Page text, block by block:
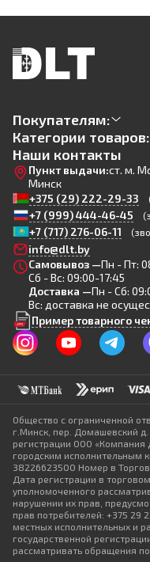
Покупателям:
Категории товаров:
Наши контакты
Пункт выдачи:ст. м.
Минск
+375 (29) 222-29-33
+7 (999) 444-46-45
+7 (717) 276-06-11
info@dlt.by
Самовывоз —Пн - Пт:
Сб - Вс: 09:00-17:45
Доставка —Пн - Сб:
Вс: доставка не
Пример товарного
Общество с ограниченной
г.Минск, пер. Домашевский д.
регистрации ООО
городским исполнительным
38226623500 Номер в
Дата регистрации в
уполномоченного
нарушении их прав,
прав потребителей: +375 29
местных исполнительных и
государственной
рассматривать обращения